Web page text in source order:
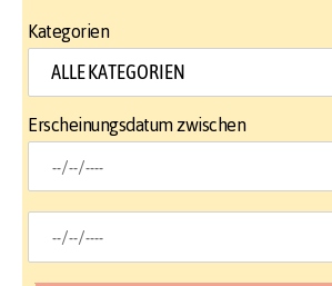
Kategorien
Erscheinungsdatum zwischen